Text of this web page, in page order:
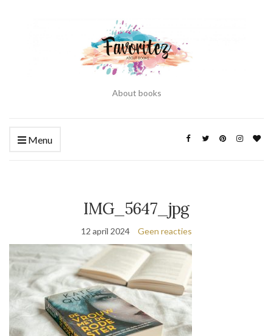
About books
Menu
IMG_5647_jpg
12 april 2024 Geen reacties